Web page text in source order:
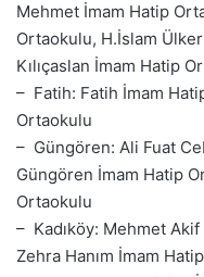
Mehmet İmam Hatip
Ortaokulu, H.İslam
Kılıçaslan İmam Hatip
– Fatih: Fatih İmam
Ortaokulu
– Güngören: Ali Fuat
Güngören İmam Hatip
Ortaokulu
– Kadıköy: Mehmet
Zehra Hanım İmam